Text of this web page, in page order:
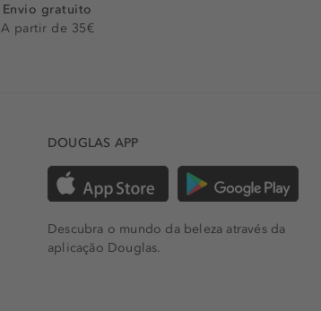
Envio gratuito
A partir de 35€
DOUGLAS APP
Descubra o mundo da beleza através da
aplicação Douglas.